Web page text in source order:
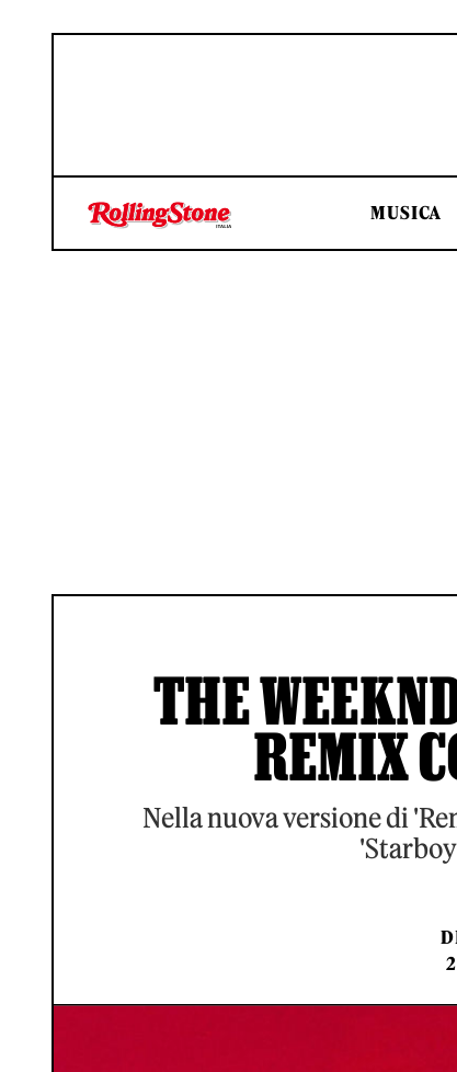
MUSICA
THE
REMIX
Nella nuova versione di